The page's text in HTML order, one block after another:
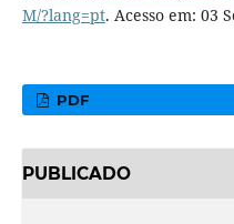
M/?lang=pt. Acesso em: 03
PDF
PUBLICADO